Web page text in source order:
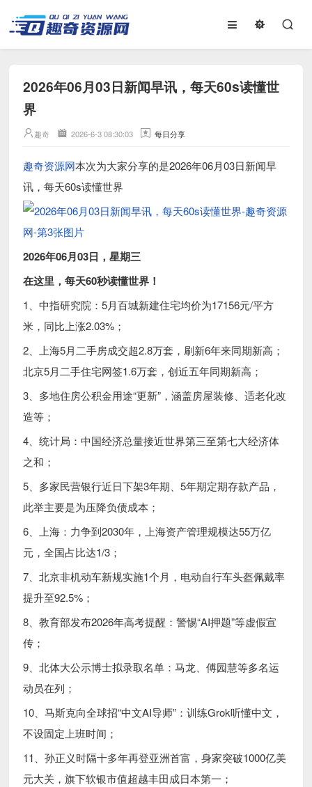
2026年06月03日新闻早讯，每天60s读懂世
界
趣奇 2026-6-3 08:30:03 每日分享
趣奇资源网本次为大家分享的是2026年06月03日新闻早
讯，每天60s读懂世界
2026年06月03日，星期三
在这里，每天60秒读懂世界！
1、中指研究院：5月百城新建住宅均价为17156元/平方
米，同比上涨2.03%；
2、上海5月二手房成交超2.8万套，刷新6年来同期新高；
北京5月二手住宅网签1.6万套，创近五年同期新高；
3、多地住房公积金用途“更新”，涵盖房屋装修、适老化改
造等；
4、统计局：中国经济总量接近世界第三至第七大经济体
之和；
5、多家民营银行近日下架3年期、5年期定期存款产品，
此举主要是为压降负债成本；
6、上海：力争到2030年，上海资产管理规模达55万亿
元，全国占比达1/3；
7、北京非机动车新规实施1个月，电动自行车头盔佩戴率
提升至92.5%；
8、教育部发布2026年高考提醒：警惕“AI押题”等虚假宣
传；
9、北体大公示博士拟录取名单：马龙、傅园慧等多名运
动员在列；
10、马斯克向全球招“中文AI导师”：训练Grok听懂中文，
不设固定上班时间；
11、孙正义时隔十多年再登亚洲首富，身家突破1000亿美
元大关，旗下软银市值超越丰田成日本第一；